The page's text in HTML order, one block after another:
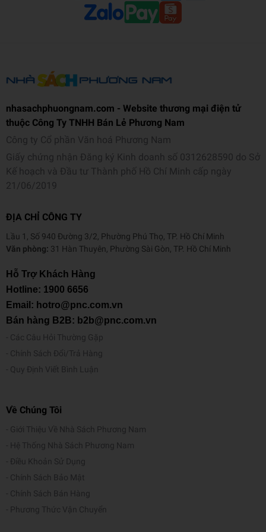
Kích thước: 21 x 18 cm
nhasachphuongnam.com - Website thương mại điện tử
thuộc Công Ty TNHH Bán Lẻ Phương Nam
Công ty Cổ phần Văn hoá Phương Nam
Giấy chứng nhận Đăng ký Kinh doanh số 0312628590 do Sở
Kế hoạch và Đầu tư Thành phố Hồ Chí Minh cấp ngày
21/06/2019
ĐỊA CHỈ CÔNG TY
Lầu 1, Số 940 Đường 3/2, Phường Phú Thọ, TP. Hồ Chí Minh
Văn phòng: 31 Hàn Thuyên, Phường Sài Gòn, TP. Hồ Chí Minh
Hỗ Trợ Khách Hàng
Hotline: 1900 6656
Email: hotro@pnc.com.vn
Bán hàng B2B: b2b@pnc.com.vn
Các Câu Hỏi Thường Gặp
Chính Sách Đổi/Trả Hàng
Quy Định Viết Bình Luận
Về Chúng Tôi
Giới Thiệu Về Nhà Sách Phương Nam
Hệ Thống Nhà Sách Phương Nam
Điều Khoản Sử Dụng
Chính Sách Bảo Mật
Chính Sách Bán Hàng
Phương Thức Vận Chuyển